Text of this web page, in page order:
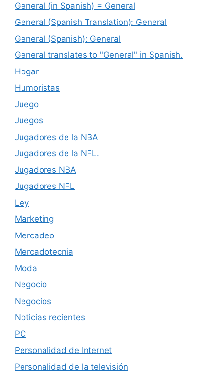
General (in Spanish) = General
General (Spanish Translation): General
General (Spanish): General
General translates to "General" in Spanish.
Hogar
Humoristas
Juego
Juegos
Jugadores de la NBA
Jugadores de la NFL.
Jugadores NBA
Jugadores NFL
Ley
Marketing
Mercadeo
Mercadotecnia
Moda
Negocio
Negocios
Noticias recientes
PC
Personalidad de Internet
Personalidad de la televisión